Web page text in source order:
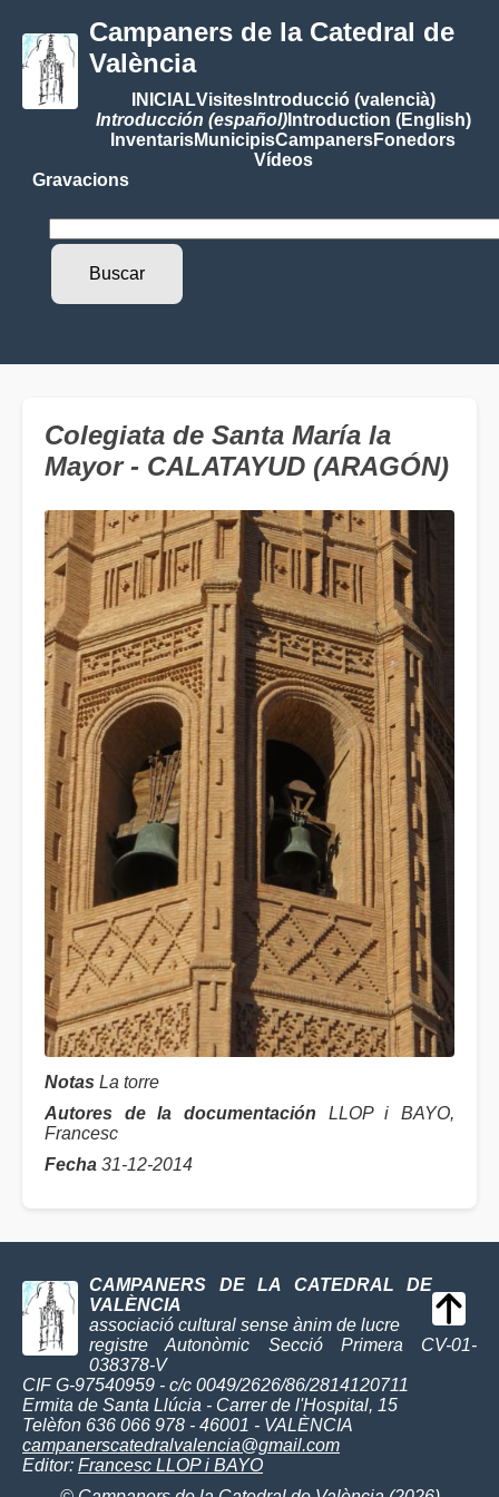
Campaners de la Catedral de
València
INICIALVisitesIntroducció (valencià)
Introducción (español)Introduction (English)
InventarisMunicipisCampanersFonedors
Vídeos
Gravacions
Colegiata de Santa María la
Mayor - CALATAYUD (ARAGÓN)
Notas La torre
Autores de la documentación LLOP i BAYO,
Francesc
Fecha 31-12-2014
CAMPANERS DE LA CATEDRAL DE
VALÈNCIA
associació cultural sense ànim de lucre
registre Autonòmic Secció Primera CV-01-
038378-V
CIF G-97540959 - c/c 0049/2626/86/2814120711
Ermita de Santa Llúcia - Carrer de l'Hospital, 15
Telèfon 636 066 978 - 46001 - VALÈNCIA
campanerscatedralvalencia@gmail.com
Editor: Francesc LLOP i BAYO